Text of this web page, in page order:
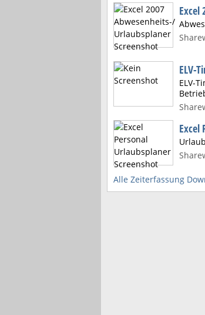
Excel
ELV-
ELV-
Excel
Alle Zeiterfassung